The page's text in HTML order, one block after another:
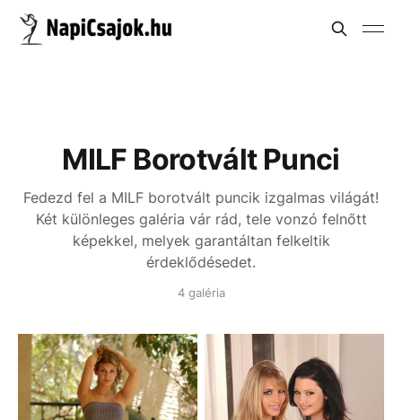
MILF Borotvált Punci
Fedezd fel a MILF borotvált puncik izgalmas világát!
Két különleges galéria vár rád, tele vonzó felnőtt
képekkel, melyek garantáltan felkeltik
érdeklődésedet.
4 galéria